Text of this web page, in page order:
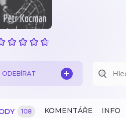
ODEBÍRAT
108 KOMENTÁŘE INFO